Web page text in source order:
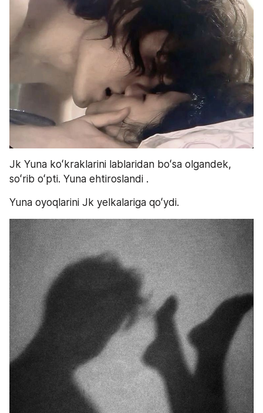
Jk Yuna koʻkraklarini lablaridan boʻsa olgandek,
soʻrib oʻpti. Yuna ehtiroslandi .
Yuna oyoqlarini Jk yelkalariga qoʻydi.